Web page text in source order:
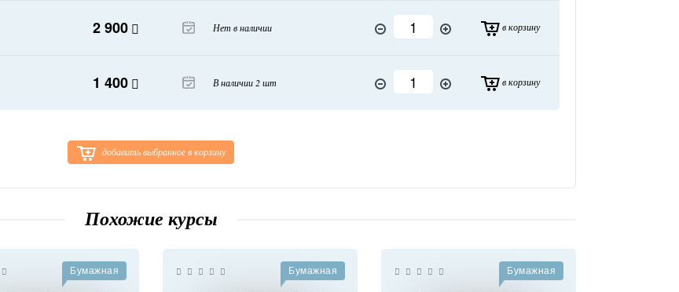
2 900 Нет в наличии в корзину
1 400 В наличии 2 шт в корзину
добавить выбранное в корзину
Похожие курсы
Бумажная Бумажная Бумажная